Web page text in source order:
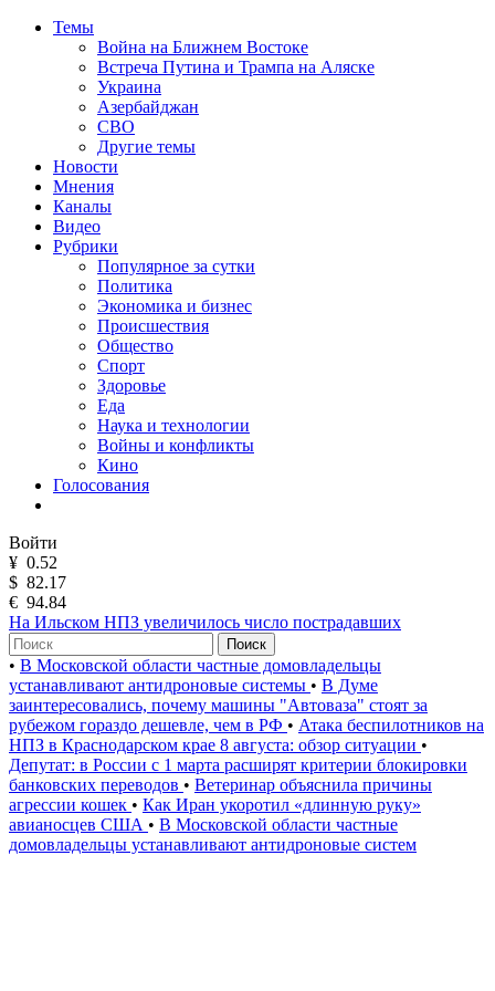
Темы
Война на Ближнем Востоке
Встреча Путина и Трампа на Аляске
Украина
Азербайджан
СВО
Другие темы
Новости
Мнения
Каналы
Видео
Рубрики
Популярное за сутки
Политика
Экономика и бизнес
Происшествия
Общество
Спорт
Здоровье
Еда
Наука и технологии
Войны и конфликты
Кино
Голосования
Войти
¥ 0.52
$ 82.17
€ 94.84
На Ильском НПЗ увеличилось число пострадавших
Поиск
• В Московской области частные домовладельцы
устанавливают антидроновые системы • В Думе
заинтересовались, почему машины "Автоваза" стоят за
рубежом гораздо дешевле, чем в РФ • Атака беспилотников на
НПЗ в Краснодарском крае 8 августа: обзор ситуации •
Депутат: в России с 1 марта расширят критерии блокировки
банковских переводов • Ветеринар объяснила причины
агрессии кошек • Как Иран укоротил «длинную руку»
авианосцев США • В Московской области частные
домовладельцы устанавливают антидроновые систем